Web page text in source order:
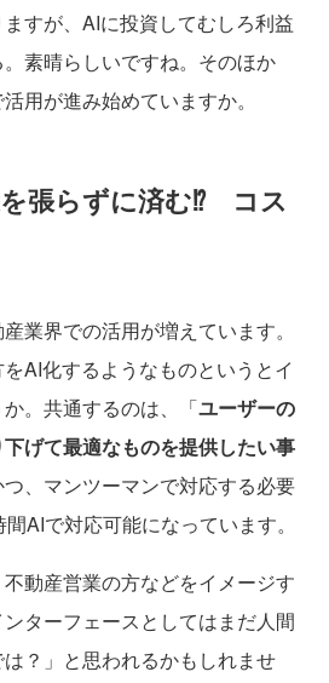
すが、AIに投資してむしろ利益
素晴らしいですね。そのほか
用が進み始めていますか。
張らずに済む⁉ コス
業界での活用が増えています。
AI化するようなものというとイ
。共通するのは、「ユーザーの
げて最適なものを提供したい事
つ、マンツーマンで対応する必要
AIで対応可能になっています。
動産営業の方などをイメージす
ターフェースとしてはまだ人間
？」と思われるかもしれませ